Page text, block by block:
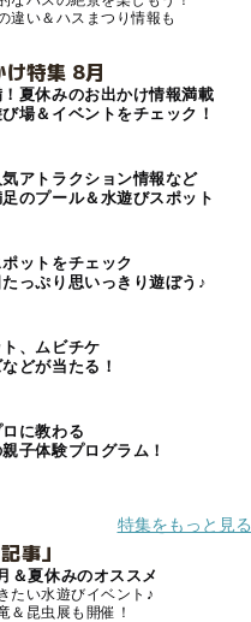
違い＆ハスまつり情報も
特集 8月
夏休みのお出かけ情報満載
場＆イベントをチェック！
アトラクション情報など
のプール＆水遊びスポット
ットをチェック
っぷり思いっきり遊ぼう♪
、ムビチケ
どが当たる！
に教わる
子体験プログラム！
特集をもっと見る
事」
＆夏休みのオススメ
たい水遊びイベント♪
＆昆虫展も開催！